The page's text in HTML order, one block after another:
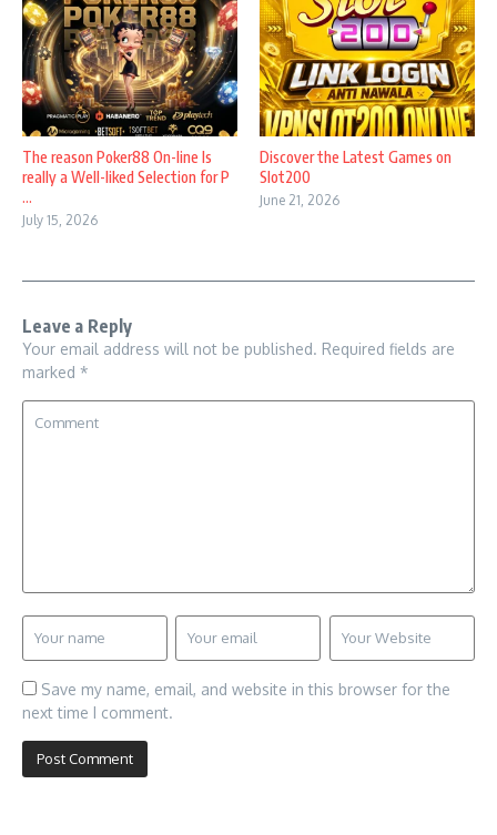
The reason Poker88 On-line Is
really a Well-liked Selection for P
...
July 15, 2026
Discover the Latest Games on
Slot200
June 21, 2026
Leave a Reply
Your email address will not be published. Required fields are
marked *
Save my name, email, and website in this browser for the
next time I comment.